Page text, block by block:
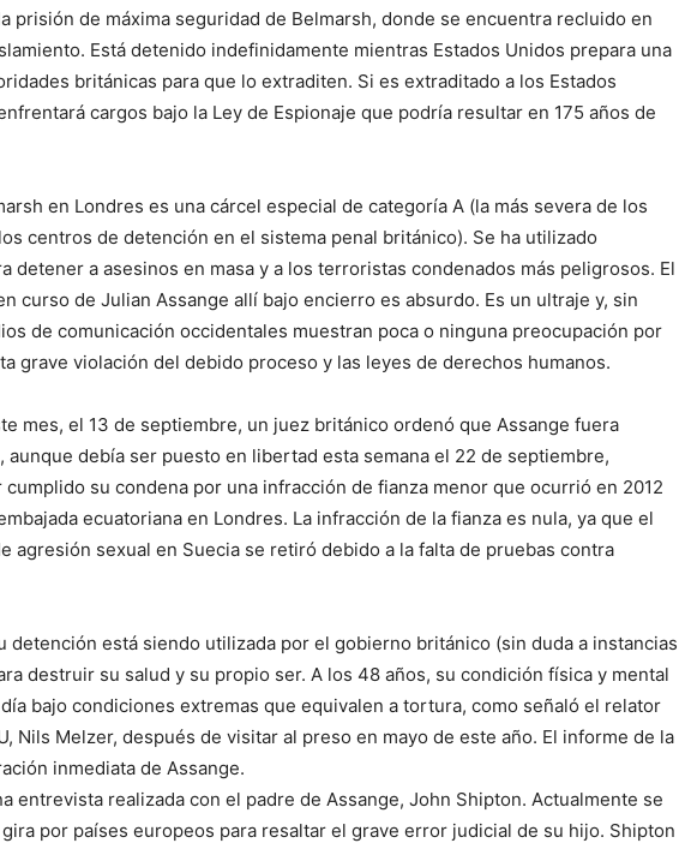
prisión de máxima seguridad de Belmarsh, donde se encuentra recluido en
Está detenido indefinidamente mientras Estados Unidos prepara una
británicas para que lo extraditen. Si es extraditado a los Estados
cargos bajo la Ley de Espionaje que podría resultar en 175 años de
en Londres es una cárcel especial de categoría A (la más severa de los
centros de detención en el sistema penal británico). Se ha utilizado
detener a asesinos en masa y a los terroristas condenados más peligrosos. El
curso de Julian Assange allí bajo encierro es absurdo. Es un ultraje y, sin
de comunicación occidentales muestran poca o ninguna preocupación por
grave violación del debido proceso y las leyes de derechos humanos.
mes, el 13 de septiembre, un juez británico ordenó que Assange fuera
aunque debía ser puesto en libertad esta semana el 22 de septiembre,
su condena por una infracción de fianza menor que ocurrió en 2012
ecuatoriana en Londres. La infracción de la fianza es nula, ya que el
agresión sexual en Suecia se retiró debido a la falta de pruebas contra
detención está siendo utilizada por el gobierno británico (sin duda a instancias
destruir su salud y su propio ser. A los 48 años, su condición física y mental
bajo condiciones extremas que equivalen a tortura, como señaló el relator
Nils Melzer, después de visitar al preso en mayo de este año. El informe de la
inmediata de Assange.
entrevista realizada con el padre de Assange, John Shipton. Actualmente se
por países europeos para resaltar el grave error judicial de su hijo. Shipton